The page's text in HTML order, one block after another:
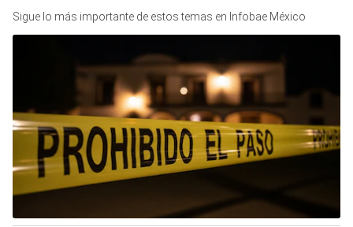
Sigue lo más importante de estos temas en Infobae México